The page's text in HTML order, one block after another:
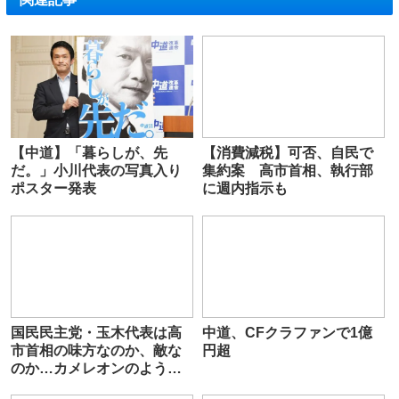
【中道】「暮らしが、先
だ。」小川代表の写真入り
ポスター発表
【消費減税】可否、自民で
集約案 高市首相、執行部
に週内指示も
国民民主党・玉木代表は高
市首相の味方なのか、敵な
のか…カメレオンのような
中道、CFクラファンで1億
円超